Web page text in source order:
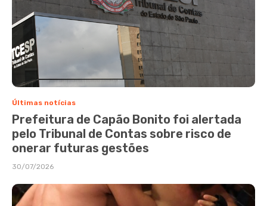
Últimas notícias
Prefeitura de Capão Bonito foi alertada
pelo Tribunal de Contas sobre risco de
onerar futuras gestões
30/07/2026